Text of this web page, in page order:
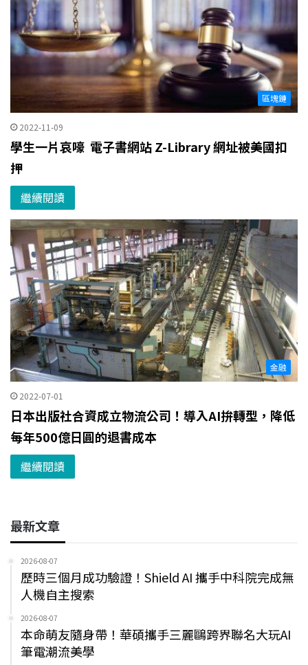
區塊鏈
2022-11-09
學生一片哀嚎 電子書網站 Z-Library 網址被美國扣
押
繼續閱讀
金融
2022-07-01
日本出版社合資成立物流公司！導入AI拚轉型，降低
每年500億日圓的退書成本
繼續閱讀
最新文章
2026-08-07
歷時三個月成功驗證！Shield AI 攜手中科院完成無
人機自主搜索
2026-08-07
本命萌友隨身帶！華碩攜手三麗鷗跨界聯名大玩AI
筆電潮流美學